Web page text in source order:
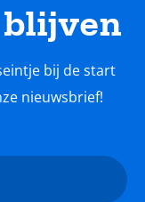
blijven
bij de start
nieuwsbrief!